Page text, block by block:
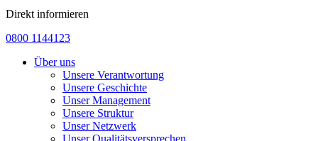
Direkt informieren
0800 1144123
Über uns
Unsere Verantwortung
Unsere Geschichte
Unser Management
Unsere Struktur
Unser Netzwerk
Unser Qualitätsversprechen